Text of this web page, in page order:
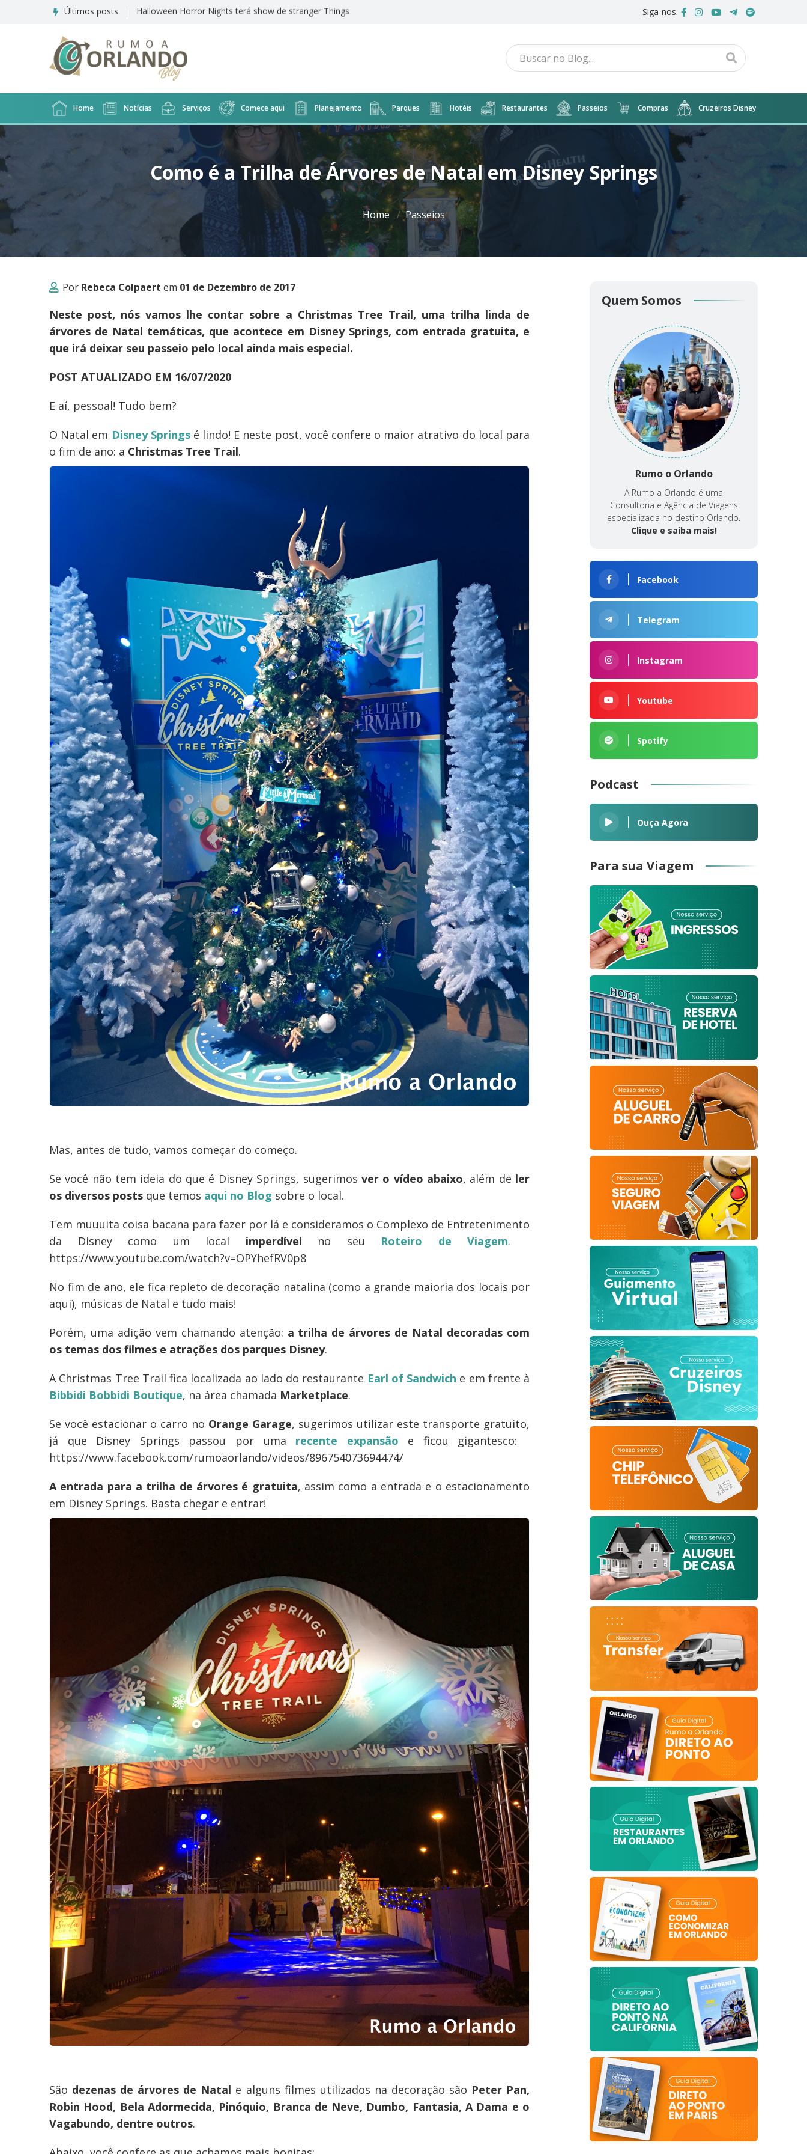
Últimos posts Disney revela data de inauguração do The Magic of Disney Animation Siga-nos:
Home Notícias Serviços Comece aqui Planejamento Parques Hotéis Restaurantes Passeios Compras Cruzeiros Disney
Como é a Trilha de Árvores de Natal em Disney Springs
Home Passeios
Por Rebeca Colpaert em 01 de Dezembro de 2017
Neste post, nós vamos lhe contar sobre a Christmas Tree Trail, uma trilha linda de
árvores de Natal temáticas, que acontece em Disney Springs, com entrada gratuita, e
que irá deixar seu passeio pelo local ainda mais especial.
POST ATUALIZADO EM 16/07/2020
E aí, pessoal! Tudo bem?
O Natal em Disney Springsé lindo! E neste post, você confere o maior atrativo do local para
o fim de ano: a Christmas Tree Trail.
Mas, antes de tudo, vamos começar do começo.
Se você não tem ideia do que é Disney Springs, sugerimos ver o vídeo abaixo, além de ler
os diversos posts que temos aqui no Blog sobre o local.
Tem muuuita coisa bacana para fazer por lá e consideramos o Complexo de Entretenimento
da Disney como um local imperdível no seu Roteiro de Viagem.
https://www.youtube.com/watch?v=OPYhefRV0p8
No fim de ano, ele fica repleto de decoração natalina (como a grande maioria dos locais por
aqui), músicas de Natal e tudo mais!
Porém, uma adição vem chamando atenção: a trilha de árvores de Natal decoradas com
os temas dos filmes e atrações dos parques Disney.
A Christmas Tree Trail fica localizada ao lado do restaurante Earl of Sandwich e em frente à
Bibbidi Bobbidi Boutique, na área chamada Marketplace.
Se você estacionar o carro no Orange Garage, sugerimos utilizar este transporte gratuito,
já que Disney Springs passou por uma recente expansão e ficou gigantesco:
https://www.facebook.com/rumoaorlando/videos/896754073694474/
A entrada para a trilha de árvores é gratuita, assim como a entrada e o estacionamento
em Disney Springs. Basta chegar e entrar!
São dezenas de árvores de Natal e alguns filmes utilizados na decoração são Peter Pan,
Robin Hood, Bela Adormecida, Pinóquio, Branca de Neve, Dumbo, Fantasia, A Dama e o
Vagabundo, dentre outros.
Quem Somos
Rumo o Orlando
A Rumo a Orlando é uma
Consultoria e Agência de Viagens
especializada no destino Orlando.
Clique e saiba mais!
Facebook
Telegram
Instagram
Youtube
Spotify
Podcast
Ouça Agora
Para sua Viagem